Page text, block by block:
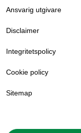
Ansvarig utgivare
Disclaimer
Integritetspolicy
Cookie policy
Sitemap